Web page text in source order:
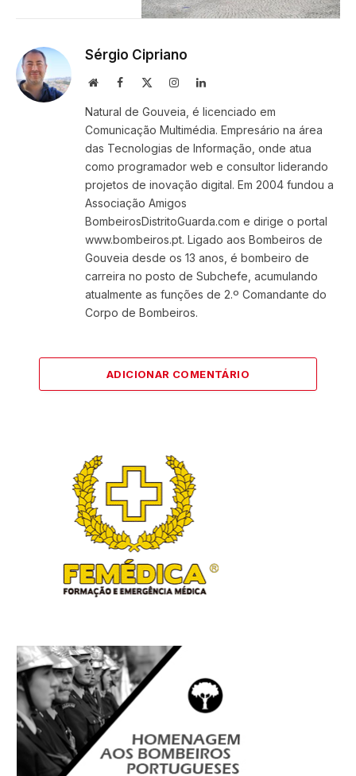
Sérgio Cipriano
WebsiteFacebook InstagramLinkedIn
Natural de Gouveia, é licenciado em
Comunicação Multimédia. Empresário na área
das Tecnologias de Informação, onde atua
como programador web e consultor liderando
projetos de inovação digital. Em 2004 fundou a
Associação Amigos
BombeirosDistritoGuarda.com e dirige o portal
www.bombeiros.pt. Ligado aos Bombeiros de
Gouveia desde os 13 anos, é bombeiro de
carreira no posto de Subchefe, acumulando
atualmente as funções de 2.º Comandante do
Corpo de Bombeiros.
ADICIONAR COMENTÁRIO